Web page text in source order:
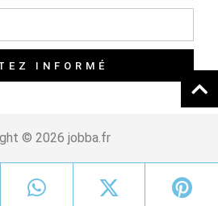
INFORMÉ
© 2026 jobba.fr